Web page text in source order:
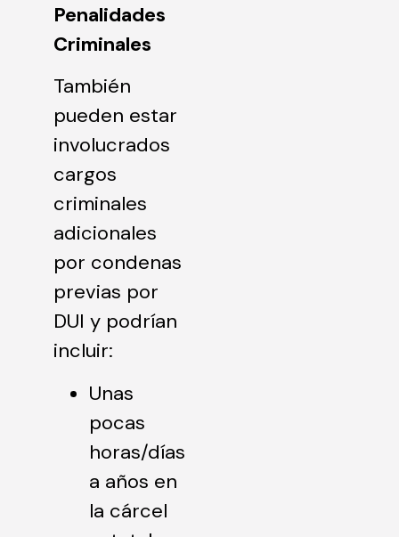
Penalidades
Criminales
También
pueden estar
involucrados
cargos
criminales
adicionales
por condenas
previas por
DUI y podrían
incluir:
Unas
pocas
horas/días
a años en
la cárcel